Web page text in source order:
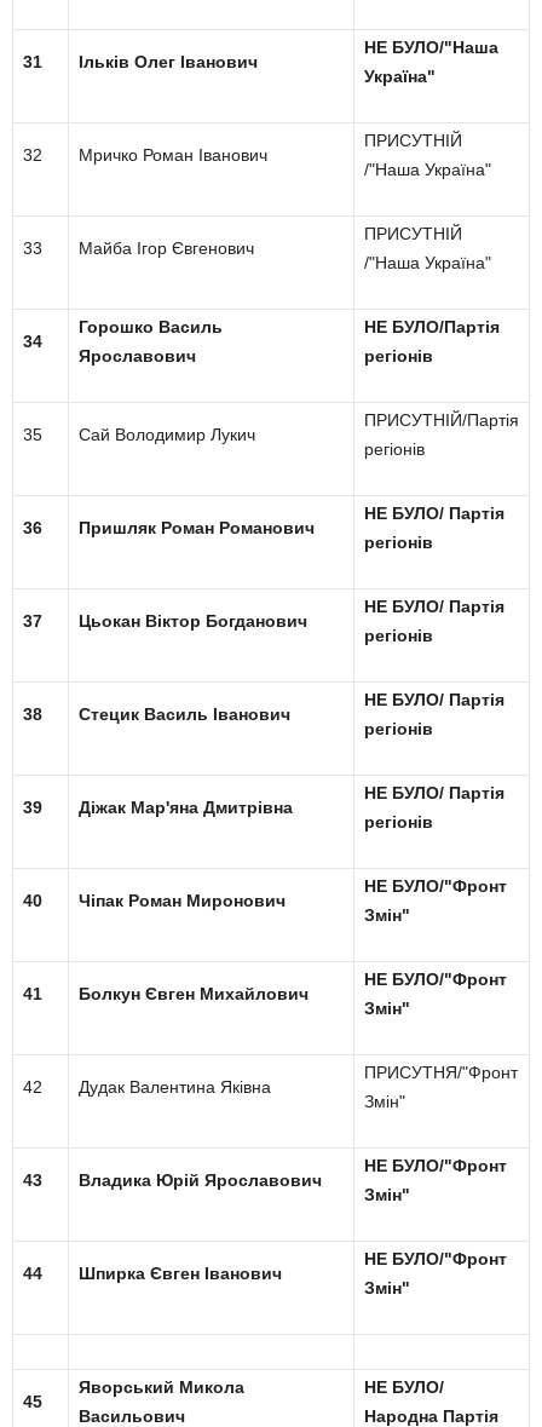
31 Ільків Олег Іванович
НЕ БУЛО/"Наша
Україна"
32 Мричко Роман Іванович
ПРИСУТНІЙ
/"Наша Україна"
33 Майба Ігор Євгенович
ПРИСУТНІЙ
/"Наша Україна"
34
Горошко Василь
Ярославович
НЕ БУЛО/Партія
регіонів
35 Сай Володимир Лукич
ПРИСУТНІЙ/Партія
регіонів
36 Пришляк Роман Романович
НЕ БУЛО/ Партія
регіонів
37 Цьокан Віктор Богданович
НЕ БУЛО/ Партія
регіонів
38 Стецик Василь Іванович
НЕ БУЛО/ Партія
регіонів
39 Діжак Мар'яна Дмитрівна
НЕ БУЛО/ Партія
регіонів
40 Чіпак Роман Миронович
НЕ БУЛО/"Фронт
Змін"
41 Болкун Євген Михайлович
НЕ БУЛО/"Фронт
Змін"
42 Дудак Валентина Яківна
ПРИСУТНЯ/"Фронт
Змін"
43 Владика Юрій Ярославович
НЕ БУЛО/"Фронт
Змін"
44 Шпирка Євген Іванович
НЕ БУЛО/"Фронт
Змін"
45
Яворський Микола
Васильович
НЕ БУЛО/
Народна Партія